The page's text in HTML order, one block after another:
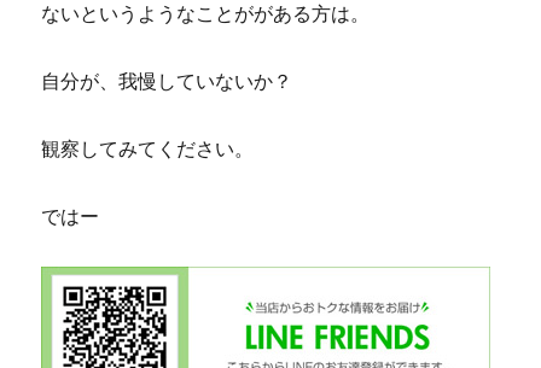
ないというようなことががある方は。
自分が、我慢していないか？
観察してみてください。
ではー